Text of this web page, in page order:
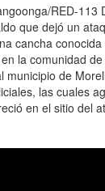
RED-113
que dejó un
cancha
la comunidad
municipio de
las cuales
en el sitio del